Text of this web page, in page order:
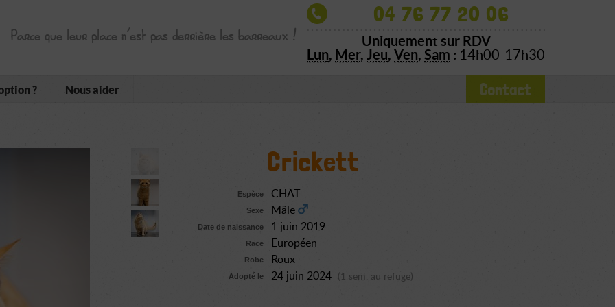
Parce que leur place n’est pas derrière les barreaux !
04 76 77 20 06
Uniquement sur RDV
Lun, Mer, Jeu, Ven, Sam : 14h00-17h30
? Nous aider Contact
Crickett
Espèce CHAT
Sexe Mâle
Date de naissance 1 juin 2019
Race Européen
Robe Roux
Adopté le 24 juin 2024 (1 sem. au refuge)